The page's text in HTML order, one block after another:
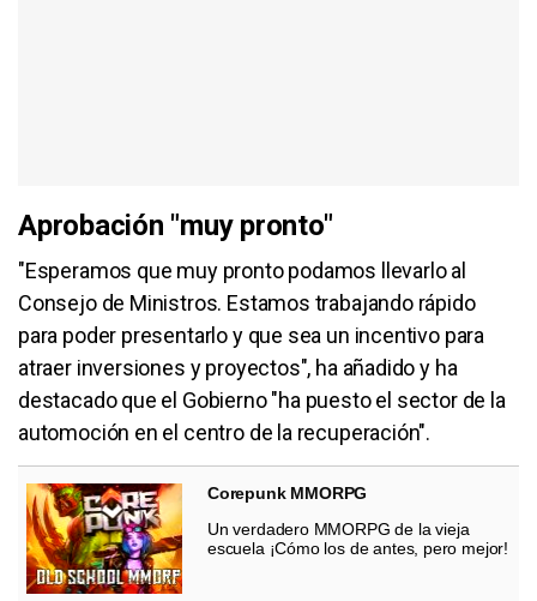
Aprobación "muy pronto"
"Esperamos que muy pronto podamos llevarlo al
Consejo de Ministros. Estamos trabajando rápido
para poder presentarlo y que sea un incentivo para
atraer inversiones y proyectos", ha añadido y ha
destacado que el Gobierno "ha puesto el sector de la
automoción en el centro de la recuperación".
Corepunk MMORPG
Un verdadero MMORPG de la vieja
escuela ¡Cómo los de antes, pero mejor!